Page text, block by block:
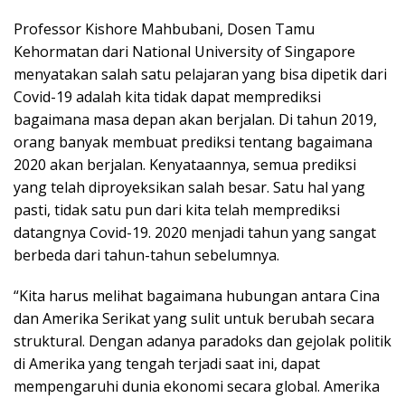
Professor Kishore Mahbubani, Dosen Tamu
Kehormatan dari National University of Singapore
menyatakan salah satu pelajaran yang bisa dipetik dari
Covid-19 adalah kita tidak dapat memprediksi
bagaimana masa depan akan berjalan. Di tahun 2019,
orang banyak membuat prediksi tentang bagaimana
2020 akan berjalan. Kenyataannya, semua prediksi
yang telah diproyeksikan salah besar. Satu hal yang
pasti, tidak satu pun dari kita telah memprediksi
datangnya Covid-19. 2020 menjadi tahun yang sangat
berbeda dari tahun-tahun sebelumnya.
“Kita harus melihat bagaimana hubungan antara Cina
dan Amerika Serikat yang sulit untuk berubah secara
struktural. Dengan adanya paradoks dan gejolak politik
di Amerika yang tengah terjadi saat ini, dapat
mempengaruhi dunia ekonomi secara global. Amerika